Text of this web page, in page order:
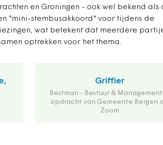
en Groningen - ook wel bekend als
"mini-stembusakkoord" voor tijdens de
wat betekent dat meerdere
optrekken voor het thema.
Griffier
Bestman - Bestuur & Management
opdracht van Gemeente Bergen
Zoom